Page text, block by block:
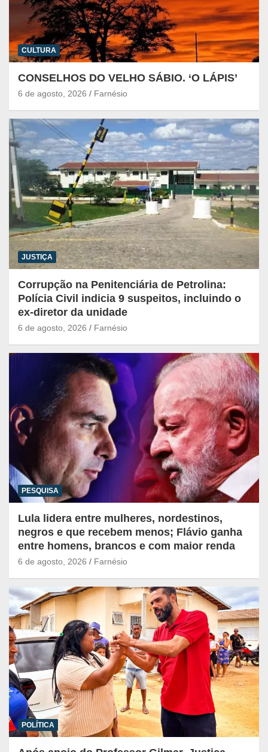
CULTURA
CONSELHOS DO VELHO SÁBIO. ‘O LÁPIS’
6 de agosto, 2026 Farnésio
JUSTIÇA
Corrupção na Penitenciária de Petrolina:
Polícia Civil indicia 9 suspeitos, incluindo o
ex-diretor da unidade
6 de agosto, 2026 Farnésio
PESQUISA
Lula lidera entre mulheres, nordestinos,
negros e que recebem menos; Flávio ganha
entre homens, brancos e com maior renda
6 de agosto, 2026 Farnésio
POLÍTICA